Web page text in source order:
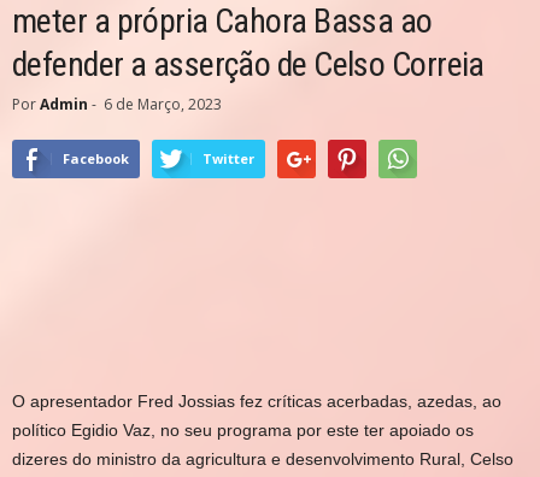
meter a própria Cahora Bassa ao
defender a asserção de Celso Correia
PorAdmin - 6 de Março, 2023
Facebook Twitter
O apresentador Fred Jossias fez críticas acerbadas, azedas, ao
político Egidio Vaz, no seu programa por este ter apoiado os
dizeres do ministro da agricultura e desenvolvimento Rural, Celso